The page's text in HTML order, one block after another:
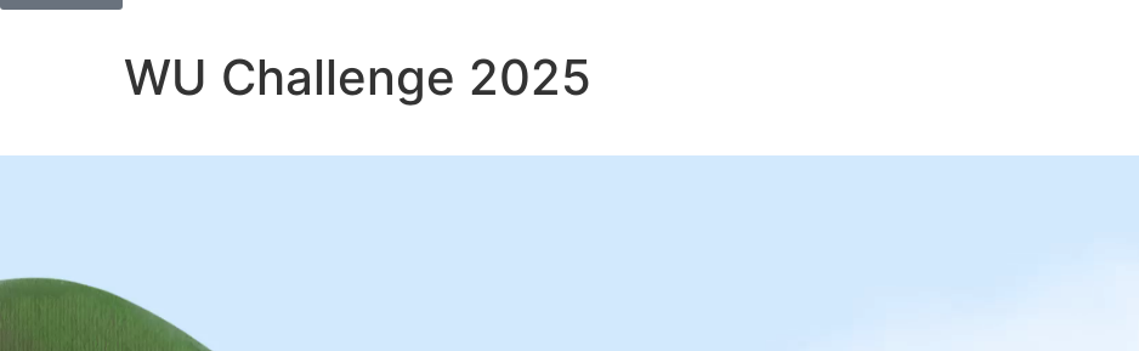
WU Challenge 2025